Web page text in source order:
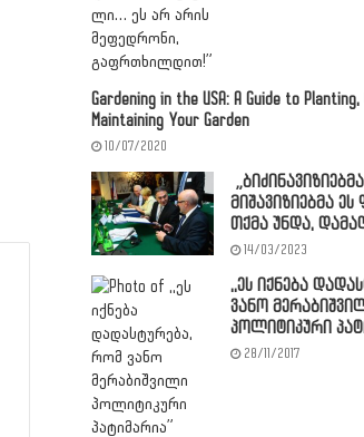
Gardening in the USA: A Guide to
Maintaining Your Garden
10/07/2020
მიშავიზიებმა
თქმა უნდა,
14/03/2023
,,ეს იქნება
ვანო
პოლიტიკური
28/11/2017